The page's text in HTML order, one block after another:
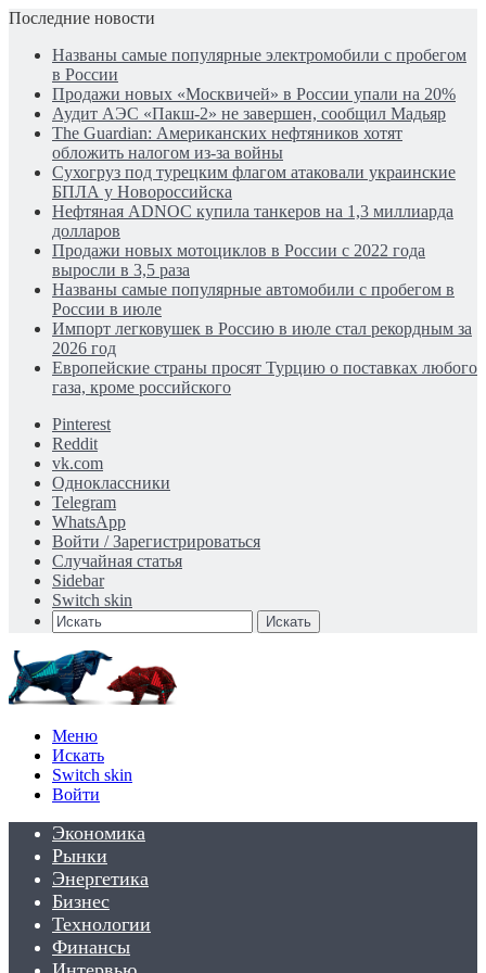
Последние новости
Названы самые популярные электромобили с пробегом
в России
Продажи новых «Москвичей» в России упали на 20%
Аудит АЭС «Пакш-2» не завершен, сообщил Мадьяр
The Guardian: Американских нефтяников хотят
обложить налогом из-за войны
Сухогруз под турецким флагом атаковали украинские
БПЛА у Новороссийска
Нефтяная ADNOC купила танкеров на 1,3 миллиарда
долларов
Продажи новых мотоциклов в России с 2022 года
выросли в 3,5 раза
Названы самые популярные автомобили с пробегом в
России в июле
Импорт легковушек в Россию в июле стал рекордным за
2026 год
Европейские страны просят Турцию о поставках любого
газа, кроме российского
Pinterest
Reddit
vk.com
Одноклассники
Telegram
WhatsApp
Войти / Зарегистрироваться
Случайная статья
Sidebar
Switch skin
Искать
Меню
Искать
Switch skin
Войти
Экономика
Рынки
Энергетика
Бизнес
Технологии
Финансы